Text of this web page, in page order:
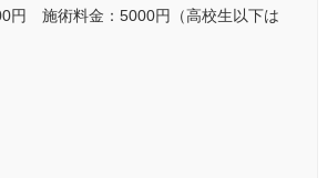
円 施術料金：5000円（高校生以下は